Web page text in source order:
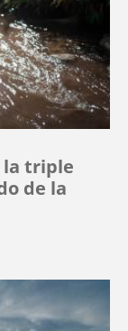
la triple
de la